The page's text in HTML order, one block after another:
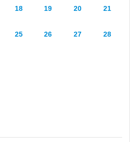
18 19 20 21
25 26 27 28